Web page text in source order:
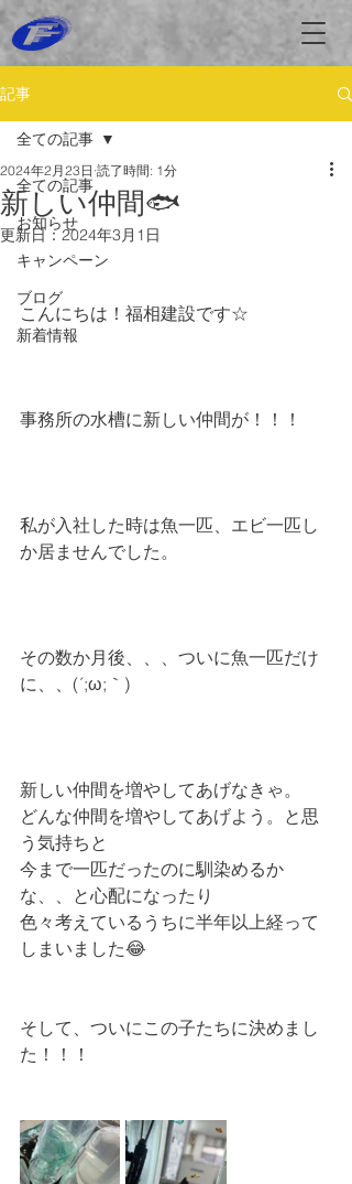
記事
全ての記事
お知らせ
キャンペーン
ブログ
新着情報
全ての記事
新しい仲間🐟
2024年2月23日 読了時間: 1分
更新日：2024年3月1日
こんにちは！福相建設です☆
事務所の水槽に新しい仲間が！！！
私が入社した時は魚一匹、エビ一匹し
か居ませんでした。
その数か月後、、、ついに魚一匹だけ
に、、(´;ω;｀)
新しい仲間を増やしてあげなきゃ。
どんな仲間を増やしてあげよう。と思
う気持ちと
今まで一匹だったのに馴染めるか
な、、と心配になったり
色々考えているうちに半年以上経って
しまいました😂
そして、ついにこの子たちに決めまし
た！！！